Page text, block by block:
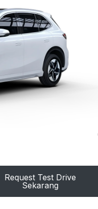
Request Test Drive
Sekarang